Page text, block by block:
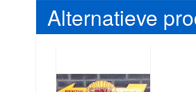
Alternatieve